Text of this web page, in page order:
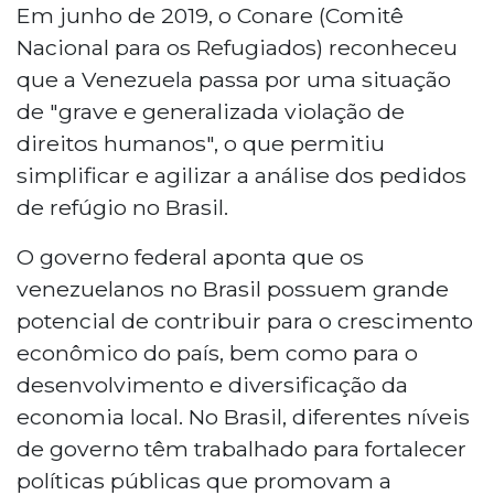
Em junho de 2019, o Conare (Comitê
Nacional para os Refugiados) reconheceu
que a Venezuela passa por uma situação
de "grave e generalizada violação de
direitos humanos", o que permitiu
simplificar e agilizar a análise dos pedidos
de refúgio no Brasil.
O governo federal aponta que os
venezuelanos no Brasil possuem grande
potencial de contribuir para o crescimento
econômico do país, bem como para o
desenvolvimento e diversificação da
economia local. No Brasil, diferentes níveis
de governo têm trabalhado para fortalecer
políticas públicas que promovam a